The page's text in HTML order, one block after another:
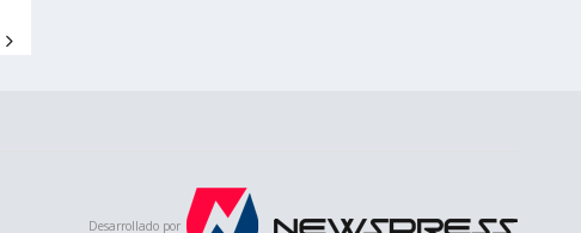
Desarrollado por